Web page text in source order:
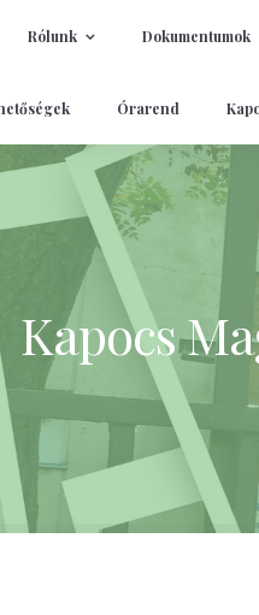
Kapocs
Rólunk Dokumentumok
Órarend